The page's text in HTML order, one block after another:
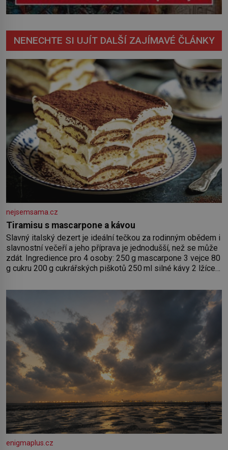
NENECHTE SI UJÍT DALŠÍ ZAJÍMAVÉ ČLÁNKY
nejsemsama.cz
Tiramisu s mascarpone a kávou
Slavný italský dezert je ideální tečkou za rodinným obědem i
slavnostní večeří a jeho příprava je jednodušší, než se může
zdát. Ingredience pro 4 osoby: 250 g mascarpone 3 vejce 80
g cukru 200 g cukrářských piškotů 250 ml silné kávy 2 lžíce
bílků. Žloutky vyšlehejte s cukrem do světlé pěny a postupně
do nich vmíchejte mascarpone, aby vznikl hladký
enigmaplus.cz